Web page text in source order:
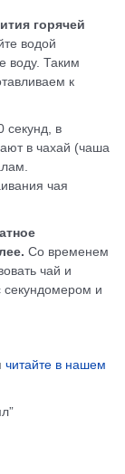
горячей
водой
воду. Таким
к
секунд, в
в чахай (чаша
чая
Со временем
чай и
секундомером и
читайте в нашем